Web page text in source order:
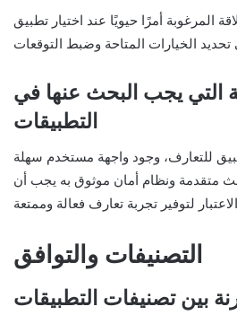
المرغوبة أمرًا حيويًا عند اختيار تطبيق
التي يجب البحث عنها في
التطبيقات
للتعارف، وجود واجهة مستخدم سهلة
متقدمة ونظام أمان موثوق به يجب أن
التصنيفات والتوافق
بين تصنيفات التطبيقات